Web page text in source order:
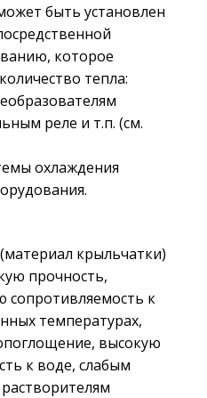
быть установлен
которое
тепла:
реле и т.п. (см.
охлаждения
крыльчатки)
прочность,
сопротивляемость к
температурах,
высокую
к воде, слабым